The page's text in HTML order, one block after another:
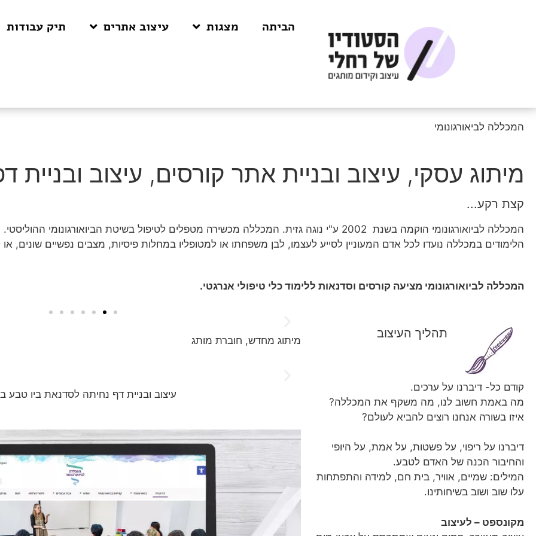
הביתה מצגות עיצוב אתרים תיק עבודות
המכללה לביאורגונומי
מיתוג עסקי, עיצוב ובניית אתר קורסים, עיצוב ובניית
קצת רקע...
המכללה לביואורגונומי הוקמה בשנת 2002 ע"י נוגה גזית. המכללה מכשירה מטפלים לטיפול בשיטת הביואורגונומי ההוליסטי.
הלימודים במכללה נועדו לכל אדם המעוניין לסייע לעצמו, לבן משפחתו או למטופליו במחלות פיסיות, מצבים נפשיים שונים,
המכללה לביואורגונומי מציעה קורסים וסדנאות ללימוד כלי טיפולי אנרגטי.
תהליך העיצוב
קודם כל- דיברנו על ערכים.
מה באמת חשוב לנו, מה משקף את המכללה?
איזו בשורה אנחנו רוצים להביא לעולם?
דיברנו על ריפוי, על פשטות, על אמת, על היופי
והחיבור הכנה של האדם לטבע.
המילים: שמיים, אוויר, בית חם, למידה והתפתחות
עלו שוב ושוב בשיחותינו.
מקונספט – לעיצוב
מיתוג מחדש, חוברת מותג
עיצוב ובניית דף נחיתה לסדנאת ביו טבע